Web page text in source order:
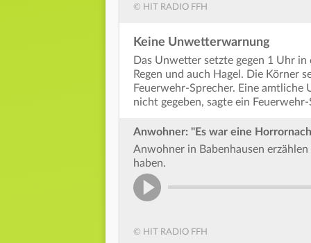
© HIT RADIO FFH
Keine Unwetterwarnung
Das Unwetter setzte gegen 1 Uhr
Regen und auch Hagel. Die Körner
Feuerwehr-Sprecher. Eine amtliche
nicht gegeben, sagte ein Feuerwehr-
Anwohner: "Es war eine
Anwohner in Babenhausen
haben.
© HIT RADIO FFH